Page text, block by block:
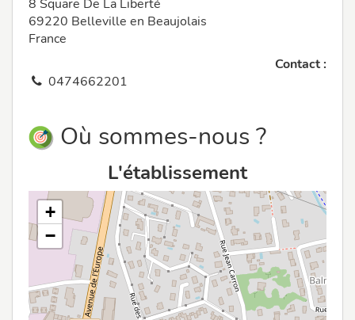
8 Square De La Liberté
69220 Belleville en Beaujolais
France
Contact :
0474662201
Où sommes-nous ?
L'établissement
+
−